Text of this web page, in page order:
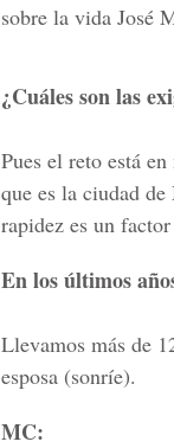
sobre la vida José
¿Cuáles son las
Pues el reto está
que es la ciudad
rapidez es un
En los últimos
Llevamos más de
esposa (sonríe).
MC: